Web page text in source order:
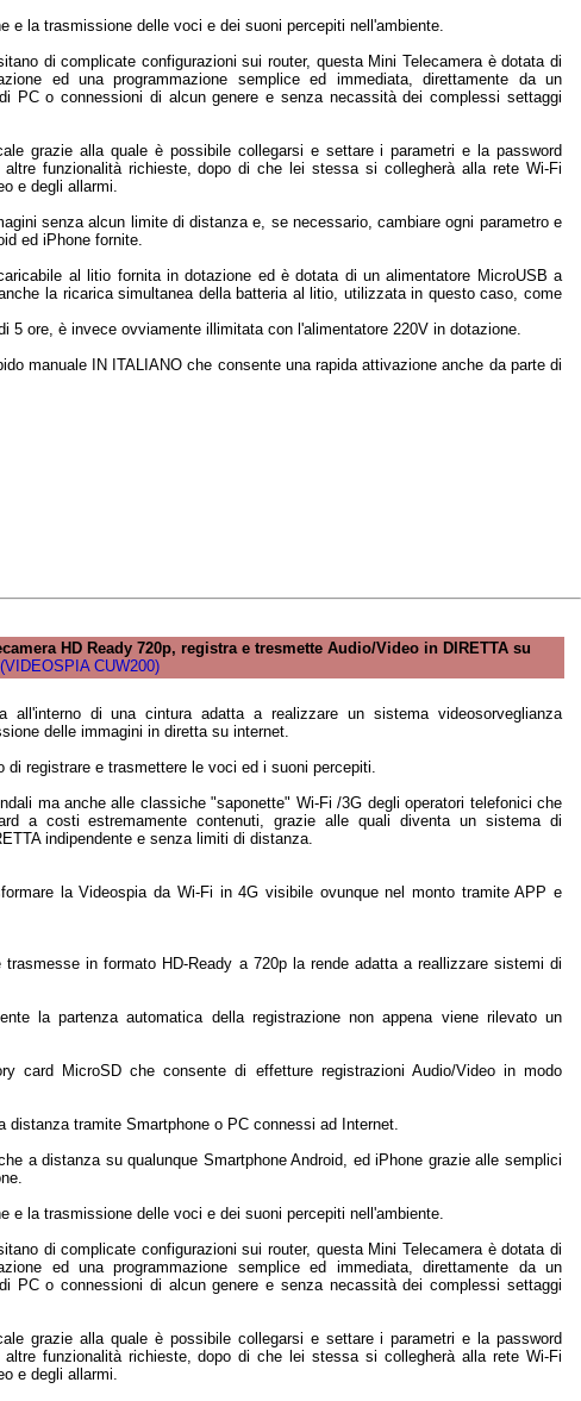
e la trasmissione delle voci e dei suoni percepiti nell'ambiente.
di complicate configurazioni sui router, questa Mini Telecamera è dotata di
ed una programmazione semplice ed immediata, direttamente da un
PC o connessioni di alcun genere e senza necassità dei complessi settaggi
grazie alla quale è possibile collegarsi e settare i parametri e la password
funzionalità richieste, dopo di che lei stessa si collegherà alla rete Wi-Fi
e degli allarmi.
senza alcun limite di distanza e, se necessario, cambiare ogni parametro e
ed iPhone fornite.
al litio fornita in dotazione ed è dotata di un alimentatore MicroUSB a
la ricarica simultanea della batteria al litio, utilizzata in questo caso, come
5 ore, è invece ovviamente illimitata con l'alimentatore 220V in dotazione.
manuale IN ITALIANO che consente una rapida attivazione anche da parte di
HD Ready 720p, registra e tresmette Audio/Video in DIRETTA su
(VIDEOSPIA CUW200)
all'interno di una cintura adatta a realizzare un sistema videosorveglianza
delle immagini in diretta su internet.
registrare e trasmettere le voci ed i suoni percepiti.
ma anche alle classiche "saponette" Wi-Fi /3G degli operatori telefonici che
a costi estremamente contenuti, grazie alle quali diventa un sistema di
indipendente e senza limiti di distanza.
la Videospia da Wi-Fi in 4G visibile ovunque nel monto tramite APP e
in formato HD-Ready a 720p la rende adatta a reallizzare sistemi di
la partenza automatica della registrazione non appena viene rilevato un
card MicroSD che consente di effetture registrazioni Audio/Video in modo
tramite Smartphone o PC connessi ad Internet.
a distanza su qualunque Smartphone Android, ed iPhone grazie alle semplici
e la trasmissione delle voci e dei suoni percepiti nell'ambiente.
di complicate configurazioni sui router, questa Mini Telecamera è dotata di
ed una programmazione semplice ed immediata, direttamente da un
PC o connessioni di alcun genere e senza necassità dei complessi settaggi
grazie alla quale è possibile collegarsi e settare i parametri e la password
funzionalità richieste, dopo di che lei stessa si collegherà alla rete Wi-Fi
e degli allarmi.